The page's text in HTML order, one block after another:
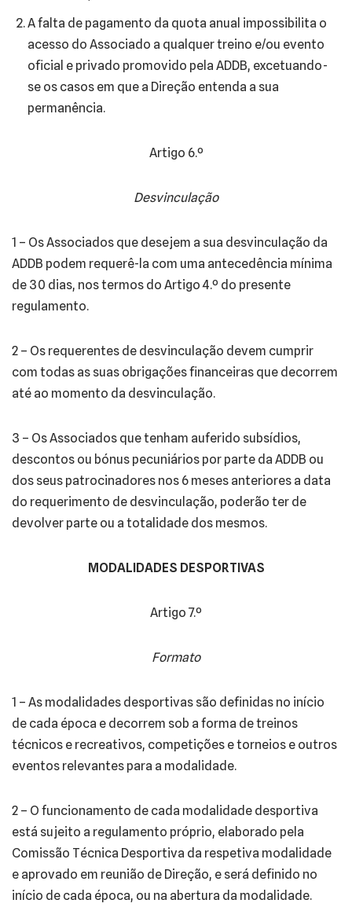
A falta de pagamento da quota anual impossibilita o
acesso do Associado a qualquer treino e/ou evento
oficial e privado promovido pela ADDB, excetuando-
se os casos em que a Direção entenda a sua
permanência.
Artigo 6.º
Desvinculação
1 – Os Associados que desejem a sua desvinculação da
ADDB podem requerê-la com uma antecedência mínima
de 30 dias, nos termos do Artigo 4.º do presente
regulamento.
2 – Os requerentes de desvinculação devem cumprir
com todas as suas obrigações financeiras que decorrem
até ao momento da desvinculação.
3 – Os Associados que tenham auferido subsídios,
descontos ou bónus pecuniários por parte da ADDB ou
dos seus patrocinadores nos 6 meses anteriores a data
do requerimento de desvinculação, poderão ter de
devolver parte ou a totalidade dos mesmos.
MODALIDADES DESPORTIVAS
Artigo 7.º
Formato
1 – As modalidades desportivas são definidas no início
de cada época e decorrem sob a forma de treinos
técnicos e recreativos, competições e torneios e outros
eventos relevantes para a modalidade.
2 – O funcionamento de cada modalidade desportiva
está sujeito a regulamento próprio, elaborado pela
Comissão Técnica Desportiva da respetiva modalidade
e aprovado em reunião de Direção, e será definido no
início de cada época, ou na abertura da modalidade.